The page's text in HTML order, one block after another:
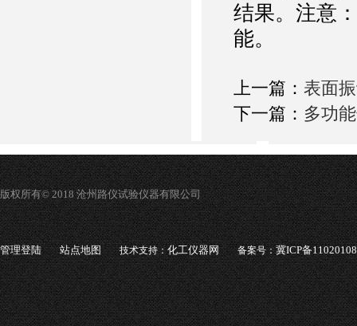
结果。注意
能。
上一篇： 表面
下一篇： 多功
版权所有© 2018 沧州路仪试验仪器有限公司
管理登陆 站点地图 技术支持：化工仪器网 备案号：冀ICP备